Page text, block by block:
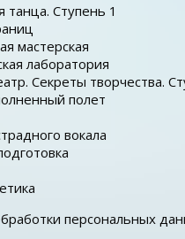
танца. Ступень 1
мастерская
лаборатория
Секреты творчества.
полет
вокала
персональных